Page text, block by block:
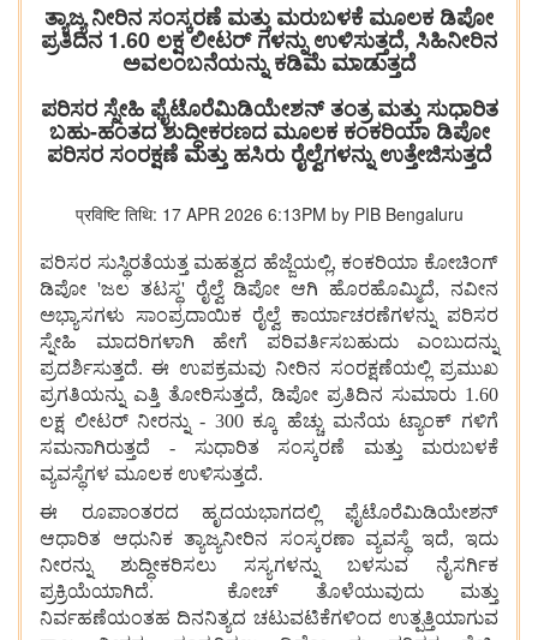
ತ್ಯಾಜ್ಯ ನೀರಿನ ಸಂಸ್ಕರಣೆ ಮತ್ತು ಮರುಬಳಕೆ ಮೂಲಕ ಡಿಪೋ
ಪ್ರತಿದಿನ 1.60 ಲಕ್ಷ ಲೀಟರ್‌ ಗಳನ್ನು ಉಳಿಸುತ್ತದೆ, ಸಿಹಿನೀರಿನ
ಅವಲಂಬನೆಯನ್ನು ಕಡಿಮೆ ಮಾಡುತ್ತದೆ
ಪರಿಸರ ಸ್ನೇಹಿ ಫೈಟೊರೆಮಿಡಿಯೇಶನ್ ತಂತ್ರ ಮತ್ತು ಸುಧಾರಿತ
ಬಹು-ಹಂತದ ಶುದ್ಧೀಕರಣದ ಮೂಲಕ ಕಂಕರಿಯಾ ಡಿಪೋ
ಪರಿಸರ ಸಂರಕ್ಷಣೆ ಮತ್ತು ಹಸಿರು ರೈಲ್ವೆಗಳನ್ನು ಉತ್ತೇಜಿಸುತ್ತದೆ
प्रविष्टि तिथि: 17 APR 2026 6:13PM by PIB Bengaluru
ಪರಿಸರ ಸುಸ್ಥಿರತೆಯತ್ತ ಮಹತ್ವದ ಹೆಜ್ಜೆಯಲ್ಲಿ, ಕಂಕರಿಯಾ ಕೋಚಿಂಗ್
ಡಿಪೋ 'ಜಲ ತಟಸ್ಥ' ರೈಲ್ವೆ ಡಿಪೋ ಆಗಿ ಹೊರಹೊಮ್ಮಿದೆ, ನವೀನ
ಅಭ್ಯಾಸಗಳು ಸಾಂಪ್ರದಾಯಿಕ ರೈಲ್ವೆ ಕಾರ್ಯಾಚರಣೆಗಳನ್ನು ಪರಿಸರ
ಸ್ನೇಹಿ ಮಾದರಿಗಳಾಗಿ ಹೇಗೆ ಪರಿವರ್ತಿಸಬಹುದು ಎಂಬುದನ್ನು
ಪ್ರದರ್ಶಿಸುತ್ತದೆ. ಈ ಉಪಕ್ರಮವು ನೀರಿನ ಸಂರಕ್ಷಣೆಯಲ್ಲಿ ಪ್ರಮುಖ
ಪ್ರಗತಿಯನ್ನು ಎತ್ತಿ ತೋರಿಸುತ್ತದೆ, ಡಿಪೋ ಪ್ರತಿದಿನ ಸುಮಾರು 1.60
ಲಕ್ಷ ಲೀಟರ್ ನೀರನ್ನು - 300 ಕ್ಕೂ ಹೆಚ್ಚು ಮನೆಯ ಟ್ಯಾಂಕ್‌ ಗಳಿಗೆ
ಸಮನಾಗಿರುತ್ತದೆ - ಸುಧಾರಿತ ಸಂಸ್ಕರಣೆ ಮತ್ತು ಮರುಬಳಕೆ
ವ್ಯವಸ್ಥೆಗಳ ಮೂಲಕ ಉಳಿಸುತ್ತದೆ.
ಈ ರೂಪಾಂತರದ ಹೃದಯಭಾಗದಲ್ಲಿ ಫೈಟೊರೆಮಿಡಿಯೇಶನ್
ಆಧಾರಿತ ಆಧುನಿಕ ತ್ಯಾಜ್ಯನೀರಿನ ಸಂಸ್ಕರಣಾ ವ್ಯವಸ್ಥೆ ಇದೆ, ಇದು
ನೀರನ್ನು ಶುದ್ಧೀಕರಿಸಲು ಸಸ್ಯಗಳನ್ನು ಬಳಸುವ ನೈಸರ್ಗಿಕ
ಪ್ರಕ್ರಿಯೆಯಾಗಿದೆ. ಕೋಚ್ ತೊಳೆಯುವುದು ಮತ್ತು
ನಿರ್ವಹಣೆಯಂತಹ ದಿನನಿತ್ಯದ ಚಟುವಟಿಕೆಗಳಿಂದ ಉತ್ಪತ್ತಿಯಾಗುವ